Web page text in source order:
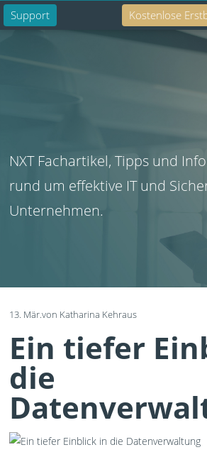
Support Kostenlose
NXT Fachartikel, Tipps und
rund um effektive IT und
Unternehmen.
13. Mär.von Katharina Kehraus
Ein tiefer
die